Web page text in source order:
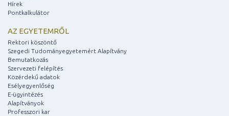
Hírek
Pontkalkulátor
AZ EGYETEMRŐL
Rektori köszöntő
Szegedi Tudományegyetemért Alapítvány
Bemutatkozás
Szervezeti felépítés
Közérdekű adatok
Esélyegyenlőség
E-ügyintézés
Alapítványok
Professzori kar